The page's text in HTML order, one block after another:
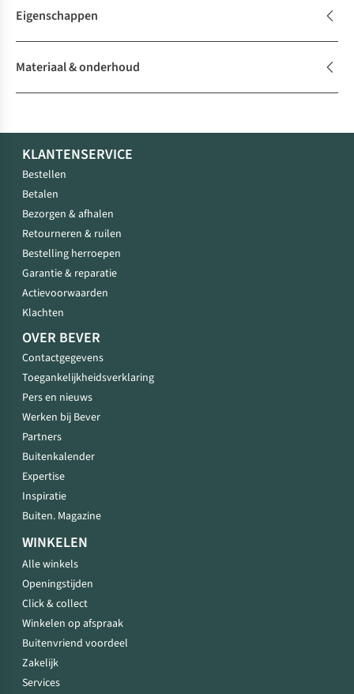
Eigenschappen
Materiaal & onderhoud
KLANTENSERVICE
Bestellen
Betalen
Bezorgen & afhalen
Retourneren & ruilen
Bestelling herroepen
Garantie & reparatie
Actievoorwaarden
Klachten
OVER BEVER
Contactgegevens
Toegankelijkheidsverklaring
Pers en nieuws
Werken bij Bever
Partners
Buitenkalender
Expertise
Inspiratie
Buiten. Magazine
WINKELEN
Alle winkels
Openingstijden
Click & collect
Winkelen op afspraak
Buitenvriend voordeel
Zakelijk
Services